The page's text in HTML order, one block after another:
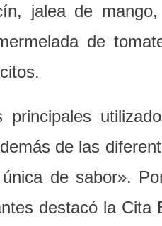
jalea de mango,
de
de las
de sabor».
destacó la Cita